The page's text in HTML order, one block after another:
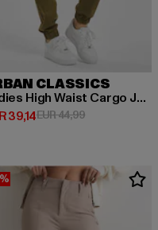
49,99
CLASSICS
Ladies High Waist Cargo Jogging
39,14 Preis: EUR 39,14
EUR 44,99Aktionspreis: